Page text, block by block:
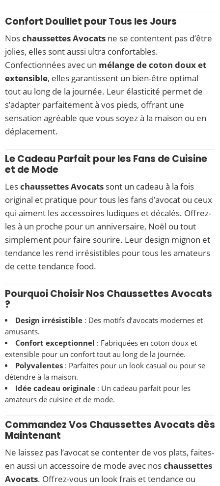
Confort Douillet pour Tous les Jours
Noschaussettes Avocats ne se contentent pas d’être
jolies, elles sont aussi ultra confortables.
Confectionnées avec un mélange de coton doux et
extensible, elles garantissent un bien-être optimal
tout au long de la journée. Leur élasticité permet de
s’adapter parfaitement à vos pieds, offrant une
sensation agréable que vous soyez à la maison ou en
déplacement.
Le Cadeau Parfait pour les Fans de Cuisine
et de Mode
Leschaussettes Avocats sont un cadeau à la fois
original et pratique pour tous les fans d’avocat ou ceux
qui aiment les accessoires ludiques et décalés. Offrez-
les à un proche pour un anniversaire, Noël ou tout
simplement pour faire sourire. Leur design mignon et
tendance les rend irrésistibles pour tous les amateurs
de cette tendance food.
Pourquoi Choisir Nos Chaussettes Avocats
?
Design irrésistible: Des motifs d’avocats modernes et
amusants.
Confort exceptionnel : Fabriquées en coton doux et
extensible pour un confort tout au long de la journée.
Polyvalentes: Parfaites pour un look casual ou pour se
détendre à la maison.
Idée cadeau originale: Un cadeau parfait pour les
amateurs de cuisine et de mode.
Commandez Vos Chaussettes Avocats dès
Maintenant
Ne laissez pas l’avocat se contenter de vos plats, faites-
en aussi un accessoire de mode avec noschaussettes
Avocats. Offrez-vous un look frais et tendance ou